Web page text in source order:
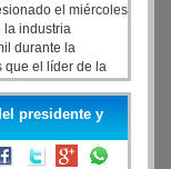
el miércoles
la industria
durante la
que el líder de la
de la CGT para
presidente y